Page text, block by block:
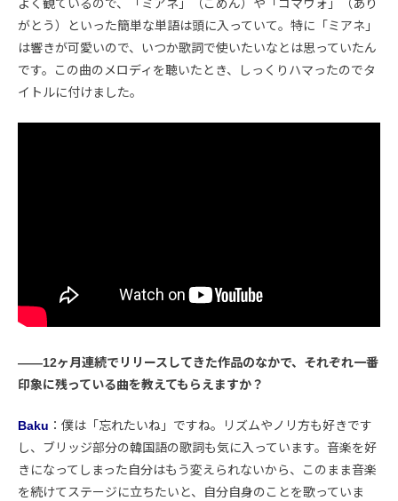
よく観ているので、「ミアネ」（ごめん）や「コマウォ」（あり
がとう）といった簡単な単語は頭に入っていて。特に「ミアネ」
は響きが可愛いので、いつか歌詞で使いたいなとは思っていたん
です。この曲のメロディを聴いたとき、しっくりハマったのでタ
イトルに付けました。
――12ヶ月連続でリリースしてきた作品のなかで、それぞれ一番
印象に残っている曲を教えてもらえますか？
Baku ：僕は「忘れたいね」ですね。リズムやノリ方も好きです
し、ブリッジ部分の韓国語の歌詞も気に入っています。音楽を好
きになってしまった自分はもう変えられないから、このまま音楽
を続けてステージに立ちたいと、自分自身のことを歌っていま